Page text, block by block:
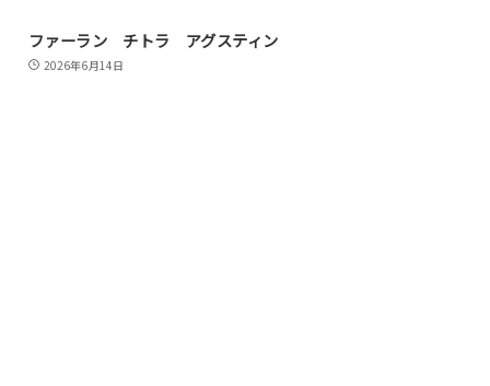
ファーラン チトラ アグスティン
2026年6月14日